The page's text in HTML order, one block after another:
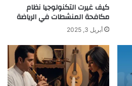
كيف غيرت التكنولوجيا نظام
مكافحة المنشطات في الرياضة
أبريل 3, 2025